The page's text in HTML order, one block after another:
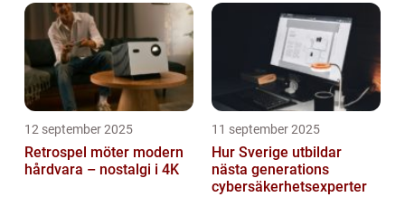
12 september 2025
Retrospel möter modern
hårdvara – nostalgi i 4K
11 september 2025
Hur Sverige utbildar
nästa generations
cybersäkerhetsexperter